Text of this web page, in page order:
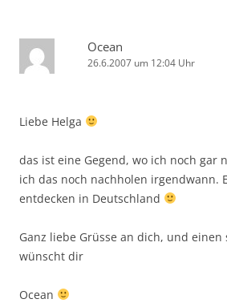
Ocean
26.6.2007 um 12:04 Uhr
Liebe Helga
das ist eine Gegend, wo ich noch gar
ich das noch nachholen irgendwann.
entdecken in Deutschland
Ganz liebe Grüsse an dich, und einen
wünscht dir
Ocean